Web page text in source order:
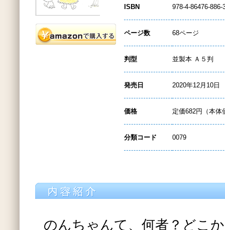
ISBN 978-4-86476-886-
ページ数 68ページ
判型 並製本 Ａ５判
発売日 2020年12月10日
価格 定価682円（本体
分類コード 0079
のんちゃんて、何者？どこ